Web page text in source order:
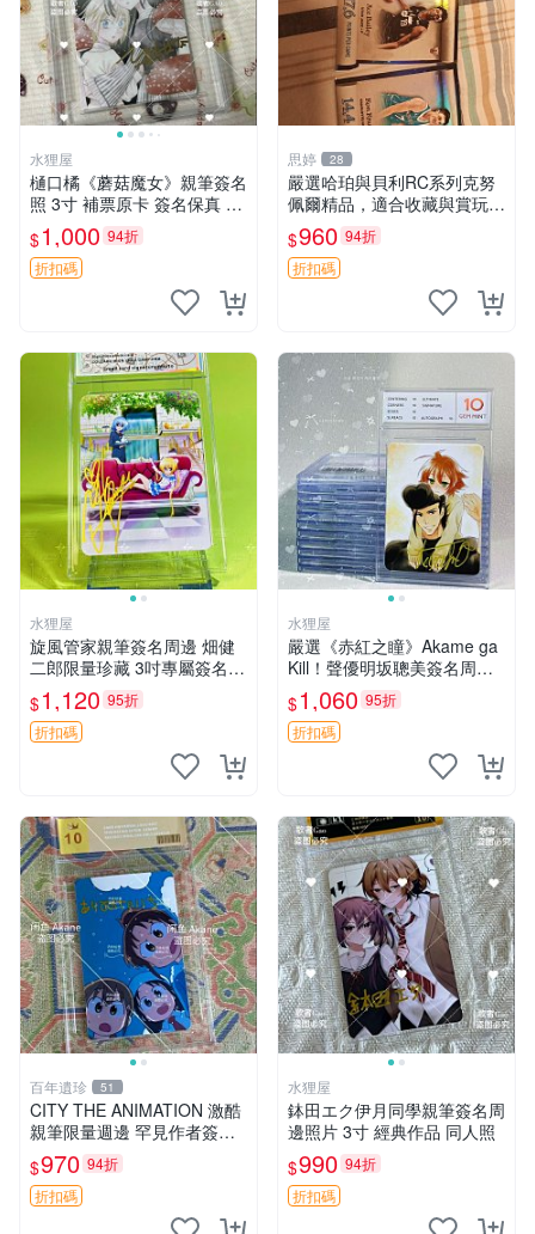
水狸屋
樋口橘《蘑菇魔女》親筆簽名
照 3寸 補票原卡 簽名保真 收
藏推薦 蘑菇魔女 樋口橘 照片
$1,000 94折
折扣碼
思婷 28
嚴選哈珀與貝利RC系列克努
佩爾精品，適合收藏與賞玩 R
C 玩具 陶瓷
$960 94折
折扣碼
水狸屋
旋風管家親筆簽名周邊 畑健
二郎限量珍藏 3吋專屬簽名照
日本正版中古 正規卡磚附送
旋風管家 畑健二郎 簽名照
$1,120 95折
折扣碼
水狸屋
嚴選《赤紅之瞳》Akame ga
Kill！聲優明坂聰美簽名周
邊，3寸帶原裝卡磚 日版中古
赤紅之瞳 Akame ga Kill 明坂
聰美 簽名
$1,060 95折
折扣碼
百年遺珍 51
CITY THE ANIMATION 激酷
親筆限量週邊 罕見作者簽名
收藏 現代潮流擺飾 9x9cm 專
家推薦 國際珍藏款 周邊 照片
周邊 尺寸 收藏品
$970 94折
折扣碼
水狸屋
鉢田エク伊月同學親筆簽名周
邊照片 3寸 經典作品 同人照
$990 94折
折扣碼